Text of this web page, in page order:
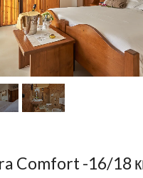
Comfort -16/18